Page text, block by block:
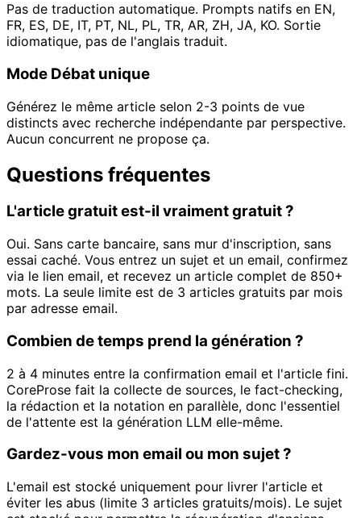
Pas de traduction automatique. Prompts natifs en EN,
FR, ES, DE, IT, PT, NL, PL, TR, AR, ZH, JA, KO. Sortie
idiomatique, pas de l'anglais traduit.
Mode Débat unique
Générez le même article selon 2-3 points de vue
distincts avec recherche indépendante par perspective.
Aucun concurrent ne propose ça.
Questions fréquentes
L'article gratuit est-il vraiment gratuit ?
Oui. Sans carte bancaire, sans mur d'inscription, sans
essai caché. Vous entrez un sujet et un email, confirmez
via le lien email, et recevez un article complet de 850+
mots. La seule limite est de 3 articles gratuits par mois
par adresse email.
Combien de temps prend la génération ?
2 à 4 minutes entre la confirmation email et l'article fini.
CoreProse fait la collecte de sources, le fact-checking,
la rédaction et la notation en parallèle, donc l'essentiel
de l'attente est la génération LLM elle-même.
Gardez-vous mon email ou mon sujet ?
L'email est stocké uniquement pour livrer l'article et
éviter les abus (limite 3 articles gratuits/mois). Le sujet